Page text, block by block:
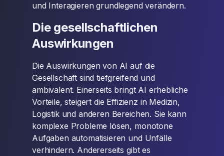
und Interagieren grundlegend verändern.
Die gesellschaftlichen
Auswirkungen
Die Auswirkungen von AI auf die
Gesellschaft sind tiefgreifend und
ambivalent. Einerseits bringt AI erhebliche
Vorteile, steigert die Effizienz in Medizin,
Logistik und anderen Bereichen. Sie kann
komplexe Probleme lösen, monotone
Aufgaben automatisieren und Unfälle
verhindern. Andererseits gibt es